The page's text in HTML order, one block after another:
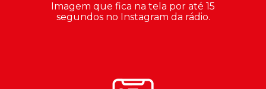
Imagem que fica na tela por até 15
segundos no Instagram da rádio.